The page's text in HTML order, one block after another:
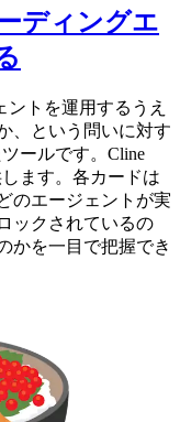
ディングエ
ントを運用するうえ
、という問いに対す
ールです。Cline
ます。各カードは
のエージェントが実
ックされているの
かを一目で把握でき